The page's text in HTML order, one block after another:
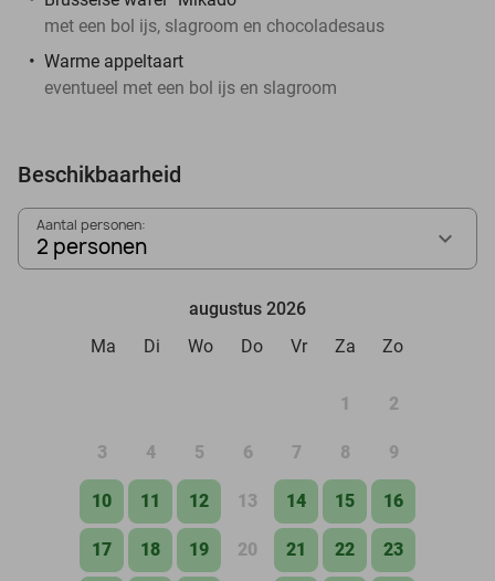
met een bol ijs, slagroom en chocoladesaus
Warme appeltaart
eventueel met een bol ijs en slagroom
Beschikbaarheid
Aantal personen:
2 personen
augustus 2026
Ma
Di Wo Do Vr Za Zo
1 2
3 4 5 6 7 8 9
10 11 12 13 14 15 16
17 18 19 20 21 22 23